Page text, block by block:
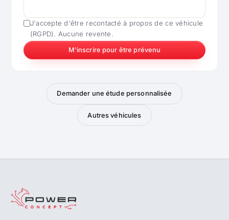
J'accepte d'être recontacté à propos de ce véhicule
(RGPD). Aucune revente.
M'inscrire pour être prévenu
Demander une étude personnalisée
Autres véhicules